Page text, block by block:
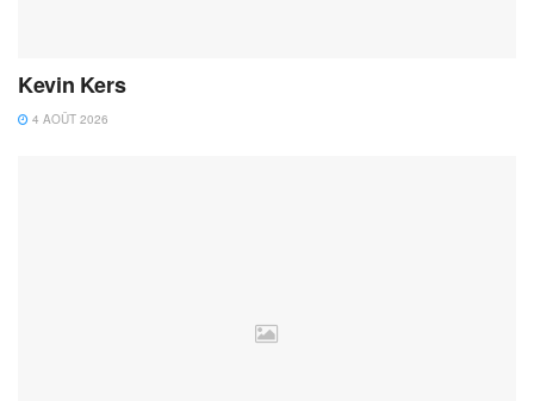
Kevin Kers
4 AOÛT 2026